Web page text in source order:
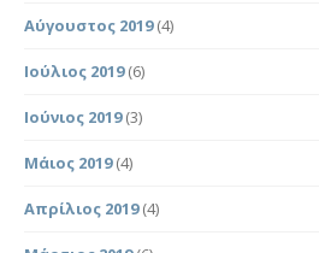
Αύγουστος 2019(4)
Ιούλιος 2019(6)
Ιούνιος 2019(3)
Μάιος 2019(4)
Απρίλιος 2019(4)